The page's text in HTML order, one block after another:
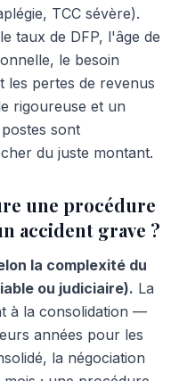
TCC sévère).
taux de DFP, l'âge de
le besoin
les pertes de revenus
rigoureuse et un
sont
du juste montant.
une procédure
accident grave ?
la complexité du
ou judiciaire). La
à la consolidation —
années pour les
la négociation